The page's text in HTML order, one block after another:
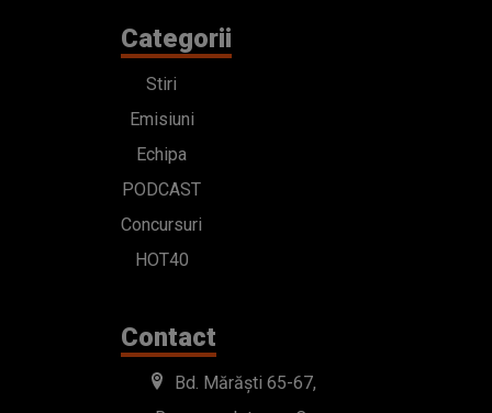
Categorii
Stiri
Emisiuni
Echipa
PODCAST
Concursuri
HOT40
Contact
Bd. Mărăști 65-67,